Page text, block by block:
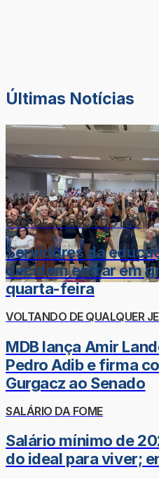
Últimas Notícias
DOR-DE-CABEÇA DO LÉO
Servidores da
decidem entrar em
quarta-feira
VOLTANDO DE QUALQUER
MDB lança Amir
Pedro Adib e firma
Gurgacz ao Senado
SALÁRIO DA FOME
Salário mínimo de
do ideal para viver;